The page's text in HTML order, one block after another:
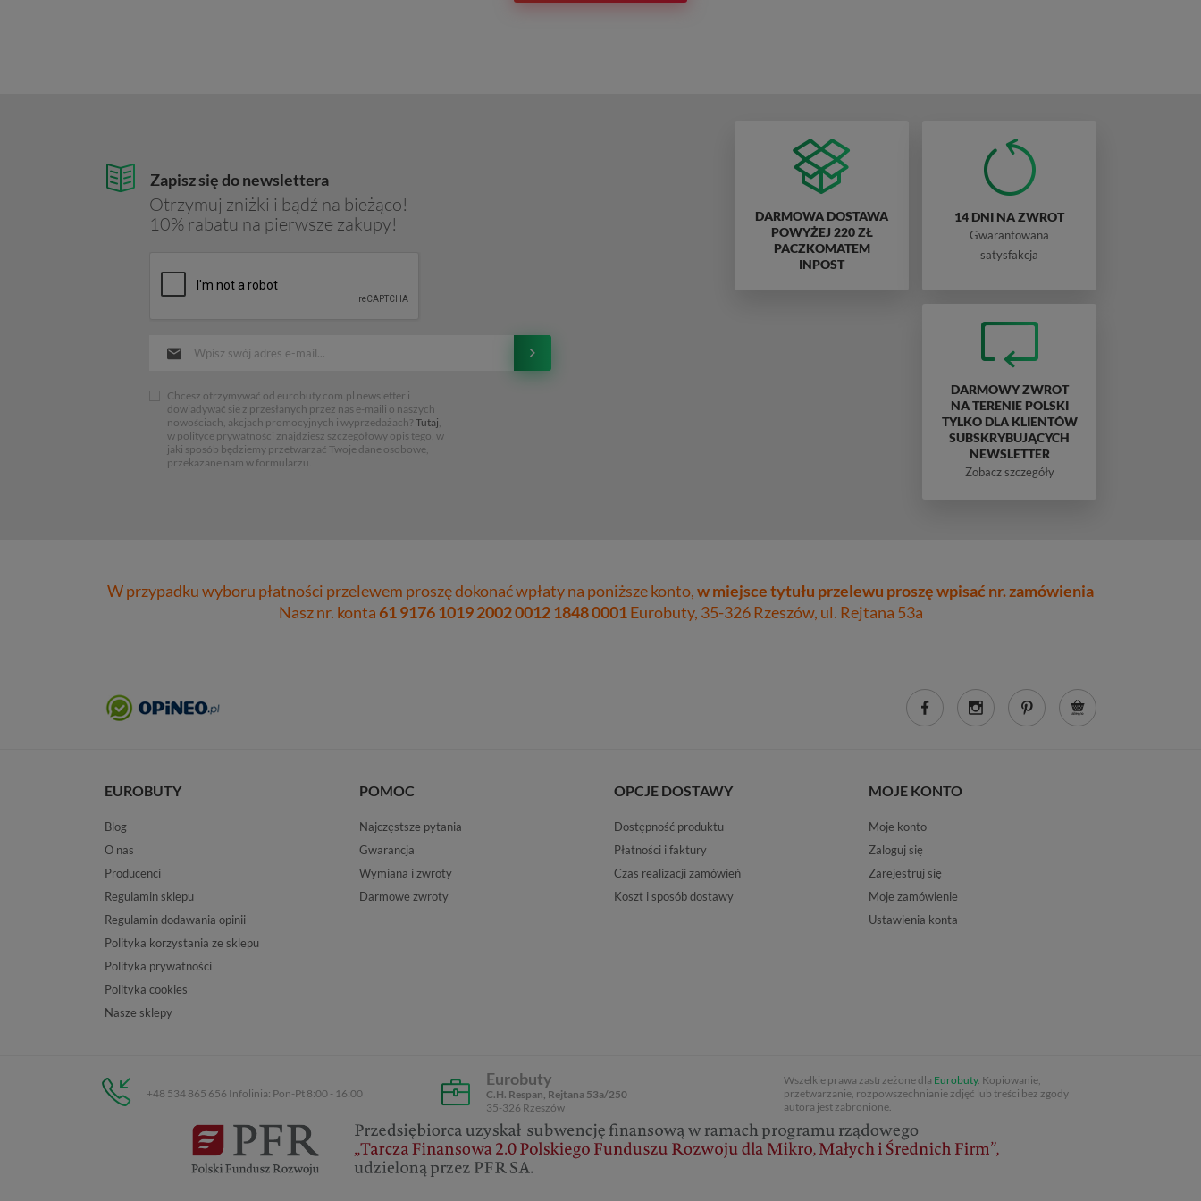
Zapisz się do newslettera
Otrzymuj zniżki i bądź na bieżąco!
10% rabatu na pierwsze zakupy!
Chcesz otrzymywać od eurobuty.com.pl newsletter i
dowiadywać sie z przesłanych przez nas e-maili o naszych
nowościach, akcjach promocyjnych i wyprzedażach? Tutaj,
w polityce prywatności znajdziesz szczegółowy opis tego, w
jaki sposób będziemy przetwarzać Twoje dane osobowe,
przekazane nam w formularzu.
DARMOWA DOSTAWA
POWYŻEJ 220 ZŁ
PACZKOMATEM
INPOST
14 DNI NA ZWROT
Gwarantowana
satysfakcja
DARMOWY ZWROT
NA TERENIE POLSKI
TYLKO DLA KLIENTÓW
SUBSKRYBUJĄCYCH
NEWSLETTER
Zobacz szczegóły
W przypadku wyboru płatności przelewem proszę dokonać wpłaty na poniższe konto,w miejsce tytułu przelewu proszę wpisać nr. zamówienia
Nasz nr. konta61 9176 1019 2002 0012 1848 0001Eurobuty, 35-326 Rzeszów, ul. Rejtana 53a
EUROBUTY
Blog
O nas
Producenci
Regulamin sklepu
Regulamin dodawania opinii
Polityka korzystania ze sklepu
Polityka prywatności
Polityka cookies
Nasze sklepy
POMOC
Najczęstsze pytania
Gwarancja
Wymiana i zwroty
Darmowe zwroty
OPCJE DOSTAWY
Dostępność produktu
Płatności i faktury
Czas realizacji zamówień
Koszt i sposób dostawy
MOJE KONTO
Moje konto
Zaloguj się
Zarejestruj się
Moje zamówienie
Ustawienia konta
+48 534 865 656 Infolinia: Pon-Pt 8:00 - 16:00
Eurobuty
C.H. Respan, Rejtana 53a/250
35-326 Rzeszów
Wszelkie prawa zastrzeżone dla Eurobuty. Kopiowanie,
przetwarzanie, rozpowszechnianie zdjęć lub treści bez zgody
autora jest zabronione.